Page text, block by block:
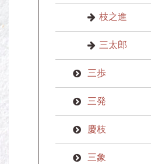
枝之進
三太郎
三歩
三発
慶枝
三象